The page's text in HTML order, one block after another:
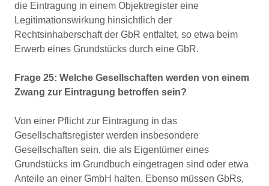
die Eintragung in einem Objektregister eine
Legitimationswirkung hinsichtlich der
Rechtsinhaberschaft der GbR entfaltet, so etwa beim
Erwerb eines Grundstücks durch eine GbR.
Frage 25: Welche Gesellschaften werden von einem
Zwang zur Eintragung betroffen sein?
Von einer Pflicht zur Eintragung in das
Gesellschaftsregister werden insbesondere
Gesellschaften sein, die als Eigentümer eines
Grundstücks im Grundbuch eingetragen sind oder etwa
Anteile an einer GmbH halten. Ebenso müssen GbRs,